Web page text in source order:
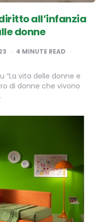
all’infanzia
donne
4 MINUTE READ
“La vita delle donne e
di donne che vivono